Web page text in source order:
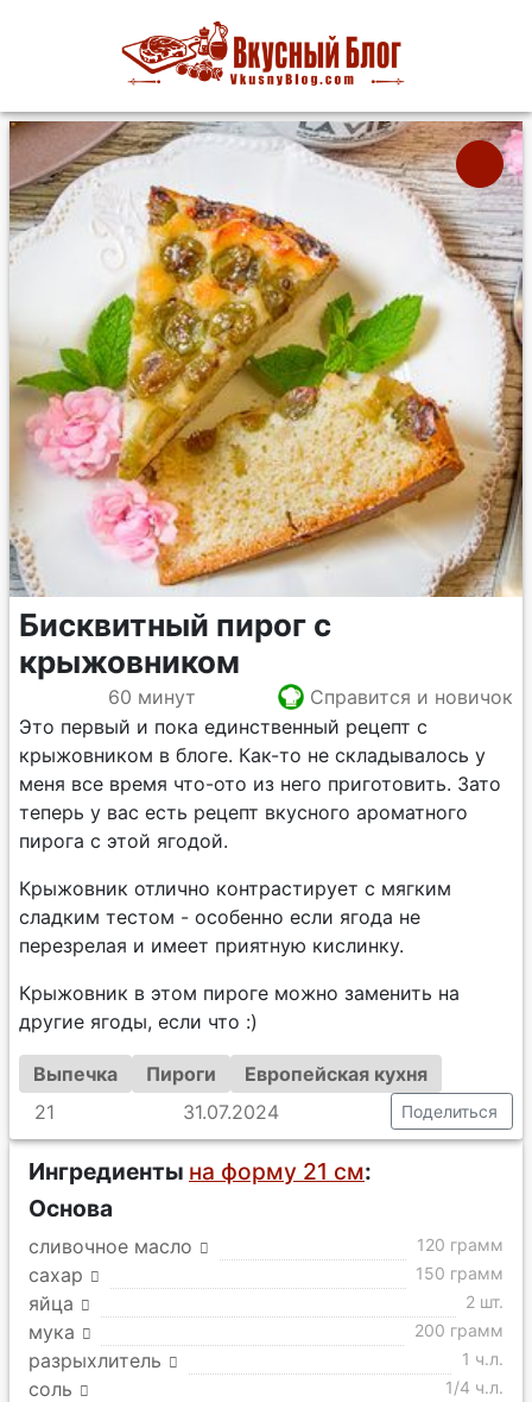
Бисквитный пирог с
крыжовником
60 минут
Справится и новичок
Это первый и пока единственный рецепт с
крыжовником в блоге. Как-то не складывалось у
меня все время что-ото из него приготовить. Зато
теперь у вас есть рецепт вкусного ароматного
пирога с этой ягодой.
Крыжовник отлично контрастирует с мягким
сладким тестом - особенно если ягода не
перезрелая и имеет приятную кислинку.
Крыжовник в этом пироге можно заменить на
другие ягоды, если что :)
Выпечка Пироги
Европейская кухня
21
31.07.2024 Поделиться
Ингредиенты на форму 21 см:
Основа
сливочное масло 120 грамм
сахар 150 грамм
яйца 2 шт.
мука 200 грамм
разрыхлитель 1 ч.л.
соль 1/4 ч.л.